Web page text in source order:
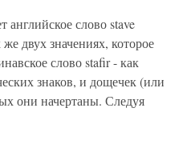
английское слово stave
двух значениях, которое
слово stafir - как
знаков, и дощечек (или
они начертаны. Следуя